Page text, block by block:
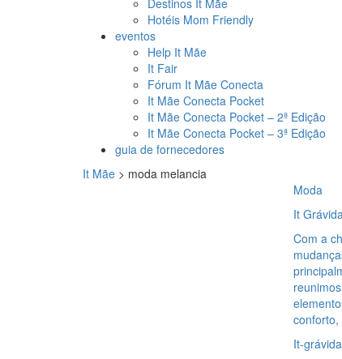
Destinos It Mãe
Hotéis Mom Friendly
eventos
Help It Mãe
It Fair
Fórum It Mãe Conecta
It Mãe Conecta Pocket
It Mãe Conecta Pocket – 2ª Edição
It Mãe Conecta Pocket – 3ª Edição
guia de fornecedores
It Mãe > moda melancia
Moda
It
Com a
It-grávida